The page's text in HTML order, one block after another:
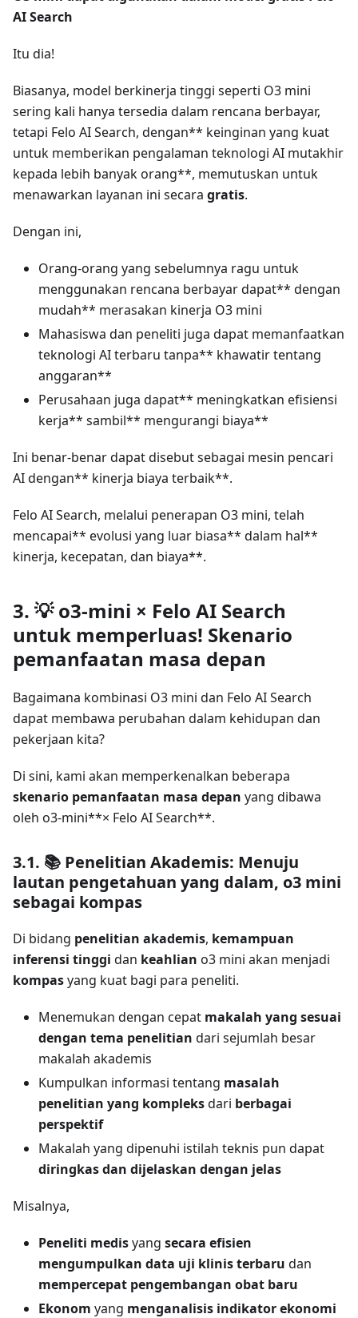
AI Search
Itu dia!
Biasanya, model berkinerja tinggi seperti O3 mini
sering kali hanya tersedia dalam rencana berbayar,
tetapi Felo AI Search, dengan** keinginan yang kuat
untuk memberikan pengalaman teknologi AI mutakhir
kepada lebih banyak orang**, memutuskan untuk
menawarkan layanan ini secara gratis.
Dengan ini,
Orang-orang yang sebelumnya ragu untuk
menggunakan rencana berbayar dapat** dengan
mudah** merasakan kinerja O3 mini
Mahasiswa dan peneliti juga dapat memanfaatkan
teknologi AI terbaru tanpa** khawatir tentang
anggaran**
Perusahaan juga dapat** meningkatkan efisiensi
kerja** sambil** mengurangi biaya**
Ini benar-benar dapat disebut sebagai mesin pencari
AI dengan** kinerja biaya terbaik**.
Felo AI Search, melalui penerapan O3 mini, telah
mencapai** evolusi yang luar biasa** dalam hal**
kinerja, kecepatan, dan biaya**.
3. 💡 o3-mini × Felo AI Search
untuk memperluas! Skenario
pemanfaatan masa depan
Bagaimana kombinasi O3 mini dan Felo AI Search
dapat membawa perubahan dalam kehidupan dan
pekerjaan kita?
Di sini, kami akan memperkenalkan beberapa
skenario pemanfaatan masa depan yang dibawa
oleh o3-mini**× Felo AI Search**.
3.1. 📚 Penelitian Akademis: Menuju
lautan pengetahuan yang dalam, o3 mini
sebagai kompas
Di bidang penelitian akademis, kemampuan
inferensi tinggi dan keahlian o3 mini akan menjadi
kompasyang kuat bagi para peneliti.
Menemukan dengan cepat makalah yang sesuai
dengan tema penelitian dari sejumlah besar
makalah akademis
Kumpulkan informasi tentang masalah
penelitian yang kompleksdari berbagai
perspektif
Makalah yang dipenuhi istilah teknis pun dapat
diringkas dan dijelaskan dengan jelas
Misalnya,
Peneliti medisyang secara efisien
mengumpulkan data uji klinis terbaru dan
mempercepat pengembangan obat baru
Ekonom yang menganalisis indikator ekonomi